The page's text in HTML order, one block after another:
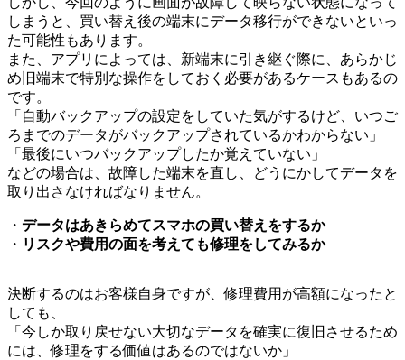
しまうと、買い替え後の端末にデータ移行ができないといっ
た可能性もあります。
また、アプリによっては、新端末に引き継ぐ際に、あらかじ
め旧端末で特別な操作をしておく必要があるケースもあるの
です。
「自動バックアップの設定をしていた気がするけど、いつご
ろまでのデータがバックアップされているかわからない」
「最後にいつバックアップしたか覚えていない」
などの場合は、故障した端末を直し、どうにかしてデータを
取り出さなければなりません。
・ データはあきらめてスマホの買い替えをするか
・ リスクや費用の面を考えても修理をしてみるか
決断するのはお客様自身ですが、修理費用が高額になったと
しても、
「今しか取り戻せない大切なデータを確実に復旧させるため
には、修理をする価値はあるのではないか」